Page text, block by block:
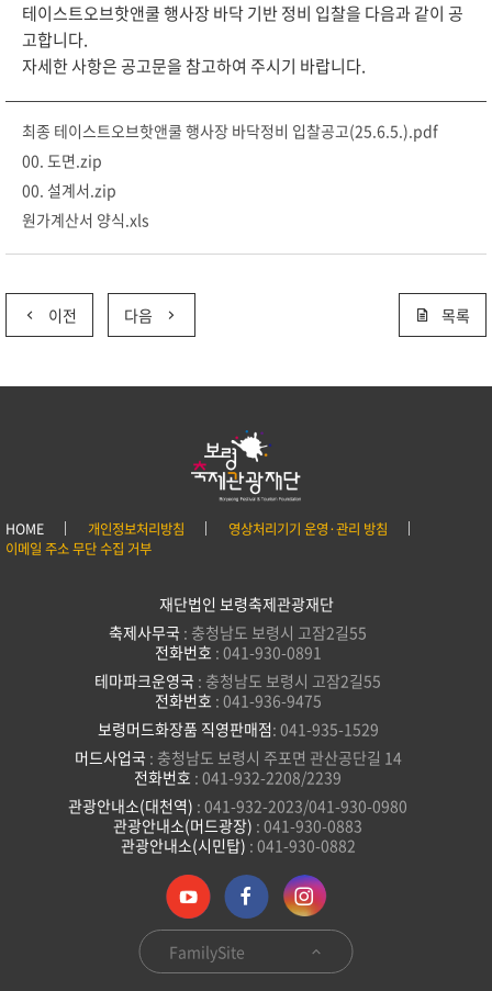
테이스트오브핫앤쿨 행사장 바닥 기반 정비 입찰을 다음과 같이 공
고합니다.
자세한 사항은 공고문을 참고하여 주시기 바랍니다.
최종 테이스트오브핫앤쿨 행사장 바닥정비 입찰공고(25.6.5.).pdf
00. 도면.zip
00. 설계서.zip
원가계산서 양식.xls
이전 다음 목록
HOME 개인정보처리방침
영상처리기기 운영·관리 방침
이메일 주소 무단 수집 거부
재단법인 보령축제관광재단
축제사무국 : 충청남도 보령시 고잠2길55
전화번호 : 041-930-0891
테마파크운영국 : 충청남도 보령시 고잠2길55
전화번호 : 041-936-9475
보령머드화장품 직영판매점: 041-935-1529
머드사업국 : 충청남도 보령시 주포면 관산공단길 14
전화번호 : 041-932-2208/2239
관광안내소(대천역) : 041-932-2023/041-930-0980
관광안내소(머드광장) : 041-930-0883
관광안내소(시민탑) : 041-930-0882
FamilySite